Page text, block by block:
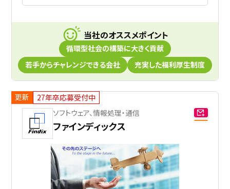
当社のオススメポイント
循環型社会の構築に大きく貢献
若手からチャレンジできる会社
充実した福利厚生制度
更新
27年卒応募受付中
ソフトウェア、情報処理・通信
ファインディックス